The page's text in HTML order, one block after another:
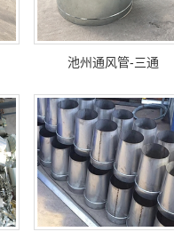
池州通风管-三通